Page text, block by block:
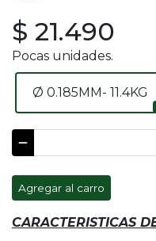
$ 21.490
Pocas unidades.
Ø 0.185MM- 11.4KG
Agregar al carro
CARACTERISTICAS